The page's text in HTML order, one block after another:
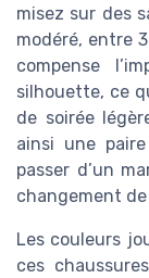
misez sur des
modéré, entre
compense
silhouette, ce
de soirée
ainsi une
passer d’un
changement
Les couleurs
ces